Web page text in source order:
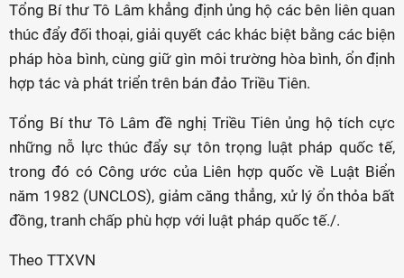
Tổng Bí thư Tô Lâm khẳng định ủng hộ các bên liên quan
thúc đẩy đối thoại, giải quyết các khác biệt bằng các biện
pháp hòa bình, cùng giữ gìn môi trường hòa bình, ổn định
hợp tác và phát triển trên bán đảo Triều Tiên.
Tổng Bí thư Tô Lâm đề nghị Triều Tiên ủng hộ tích cực
những nỗ lực thúc đẩy sự tôn trọng luật pháp quốc tế,
trong đó có Công ước của Liên hợp quốc về Luật Biển
năm 1982 (UNCLOS), giảm căng thẳng, xử lý ổn thỏa bất
đồng, tranh chấp phù hợp với luật pháp quốc tế./.
Theo TTXVN